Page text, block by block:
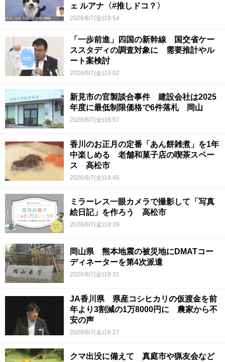
ェ ルアナ〈#推しドコ？〉
2026/8/7(金)19:54
「一歩前進」四国の新幹線 国交省ケー
ススタディの調査対象に 需要推計やル
ート案検討
2026/8/7(金)19:02
新見市の官製談合事件 建設会社は2025
年度に最低制限価格で6件落札 岡山
2026/8/7(金)18:57
香川のお正月の定番「あん餅雑煮」を1年
中楽しめる 老舗和菓子店の喫茶スペー
ス 高松市
2026/8/7(金)18:45
ミラーレス一眼カメラで撮影して「写真
絵日記」を作ろう 高松市
2026/8/7(金)18:39
岡山県 熊本地震の被災地にDMATコー
ディネーターを第4次派遣
2026/8/7(金)18:31
JA香川県 県産コシヒカリの仮渡金を前
年より3割減の1万8000円に 農家から不
安の声
2026/8/7(金)18:27
クマ出没に備えて 真庭市や猟友会など